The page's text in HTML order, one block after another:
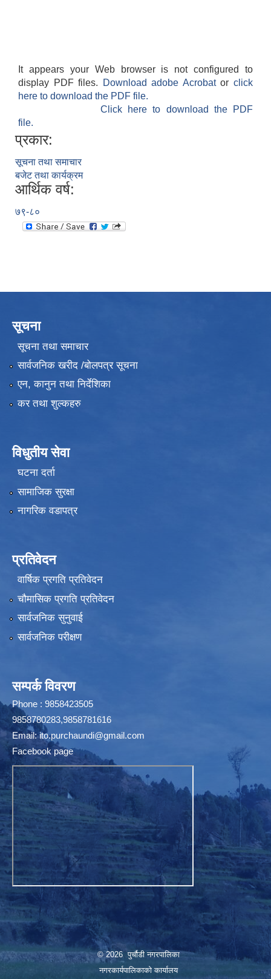
It appears your Web browser is not configured to
display PDF files.
Download adobe Acrobatorclick
here to download the PDF file.
Click here to download the PDF
file.
प्रकार:
सूचना तथा समाचार
बजेट तथा कार्यक्रम
आर्थिक वर्ष:
७९-८०
सूचना
सूचना तथा समाचार
सार्वजनिक खरीद /बोलपत्र सूचना
एन, कानुन तथा निर्देशिका
कर तथा शुल्कहरु
विधुतीय सेवा
घटना दर्ता
सामाजिक सुरक्षा
नागरिक वडापत्र
प्रतिवेदन
वार्षिक प्रगति प्रतिवेदन
चौमासिक प्रगति प्रतिवेदन
सार्वजनिक सुनुवाई
सार्वजनिक परीक्षण
सम्पर्क विवरण
Phone : 9858423505
9858780283,9858781616
Email:ito.purchaundi@gmail.com
Facebook page
© 2026 पुर्चौडी नगरपालिका
नगरकार्यपालिकाकाे कार्यालय